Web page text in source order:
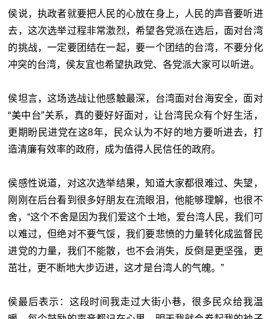
侯说，执政者就要把人民的心放在身上，人民的声音要听进
去，这次选举过程非常激烈，希望各党派在选后，面对台湾
的挑战，一定要团结在一起，要一个团结的台湾，不要分化
冲突的台湾，侯友宜也希望执政党、各党派大家可以听进。
侯坦言，这场选战让他感触最深，台湾面对台海安全，面对
“美中台”关系，真的要好好面对，让台湾民众有个好生活，
更期盼民进党在这8年，民众认为不好的地方要听进去，打
造清廉有效率的政府，成为值得人民信任的政府。
侯感性说道，对这次选举结果，知道大家都很难过、失望，
刚刚在后台看到很多好朋友在流眼泪，他能够理解，也很不
舍，“这个不舍是因为我们爱这个土地，爱台湾人民，我们可
以难过，但绝对不要气馁，我们要悲愤的力量转化成监督民
进党的力量，我们不能散，也不会消失，反倒是更坚强，更
茁壮，更不断地大步迈进，这才是台湾人的气魄。”
侯最后表示：这段时间我走过大街小巷，很多民众给我温